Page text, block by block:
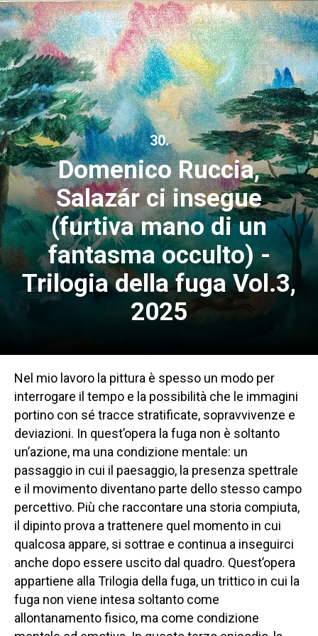
30.
Domenico Ruccia,
Salazár ci insegue
(furtiva mano di un
fantasma occulto) -
Trilogia della fuga Vol.3,
2025
Nel mio lavoro la pittura è spesso un modo per
interrogare il tempo e la possibilità che le immagini
portino con sé tracce stratificate, sopravvivenze e
deviazioni. In quest’opera la fuga non è soltanto
un’azione, ma una condizione mentale: un
passaggio in cui il paesaggio, la presenza spettrale
e il movimento diventano parte dello stesso campo
percettivo. Più che raccontare una storia compiuta,
il dipinto prova a trattenere quel momento in cui
qualcosa appare, si sottrae e continua a inseguirci
anche dopo essere uscito dal quadro. Quest’opera
appartiene alla Trilogia della fuga, un trittico in cui la
fuga non viene intesa soltanto come
allontanamento fisico, ma come condizione